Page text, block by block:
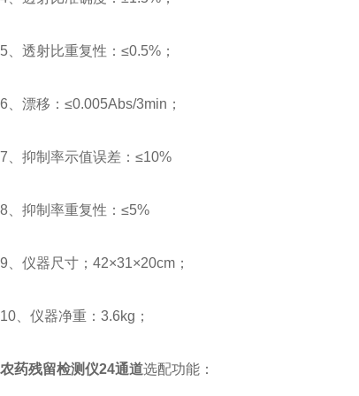
5、透射比重复性：≤0.5%；
6、漂移：≤0.005Abs/3min；
7、抑制率示值误差：≤10%
8、抑制率重复性：≤5%
9、仪器尺寸；42×31×20cm；
10、仪器净重：3.6kg；
农药残留检测仪24通道选配功能：